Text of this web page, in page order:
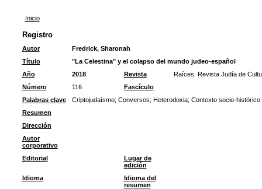
Inicio
Registro
Autor
Fredrick, Sharonah
Título
"La Celestina" y el colapso del mundo judeo-español
Año
2018 Revista
Raíces: Revista Judía de
Número
116
Fascículo
Palabras clave
Criptojudaísmo; Conversos; Heterodoxia; Contexto socio-histórico
Resumen
Dirección
Autor
corporativo
Editorial
Lugar de
edición
Idioma
Idioma del
resumen